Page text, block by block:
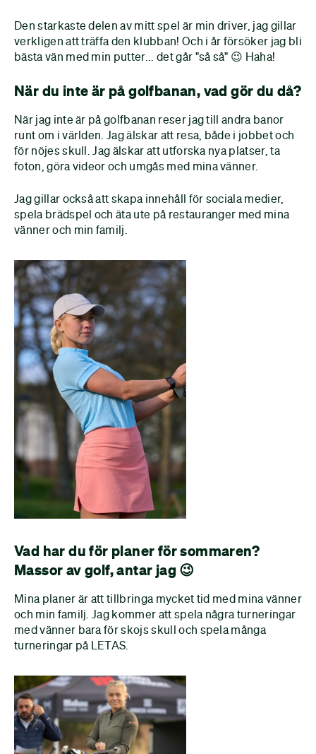
Den starkaste delen av mitt spel är min driver, jag gillar
verkligen att träffa den klubban! Och i år försöker jag bli
bästa vän med min putter... det går "så så" 😉 Haha!
När du inte är på golfbanan, vad gör du då?
När jag inte är på golfbanan reser jag till andra banor
runt om i världen. Jag älskar att resa, både i jobbet och
för nöjes skull. Jag älskar att utforska nya platser, ta
foton, göra videor och umgås med mina vänner.
Jag gillar också att skapa innehåll för sociala medier,
spela brädspel och äta ute på restauranger med mina
vänner och min familj.
Vad har du för planer för sommaren?
Massor av golf, antar jag 😉
Mina planer är att tillbringa mycket tid med mina vänner
och min familj. Jag kommer att spela några turneringar
med vänner bara för skojs skull och spela många
turneringar på LETAS.